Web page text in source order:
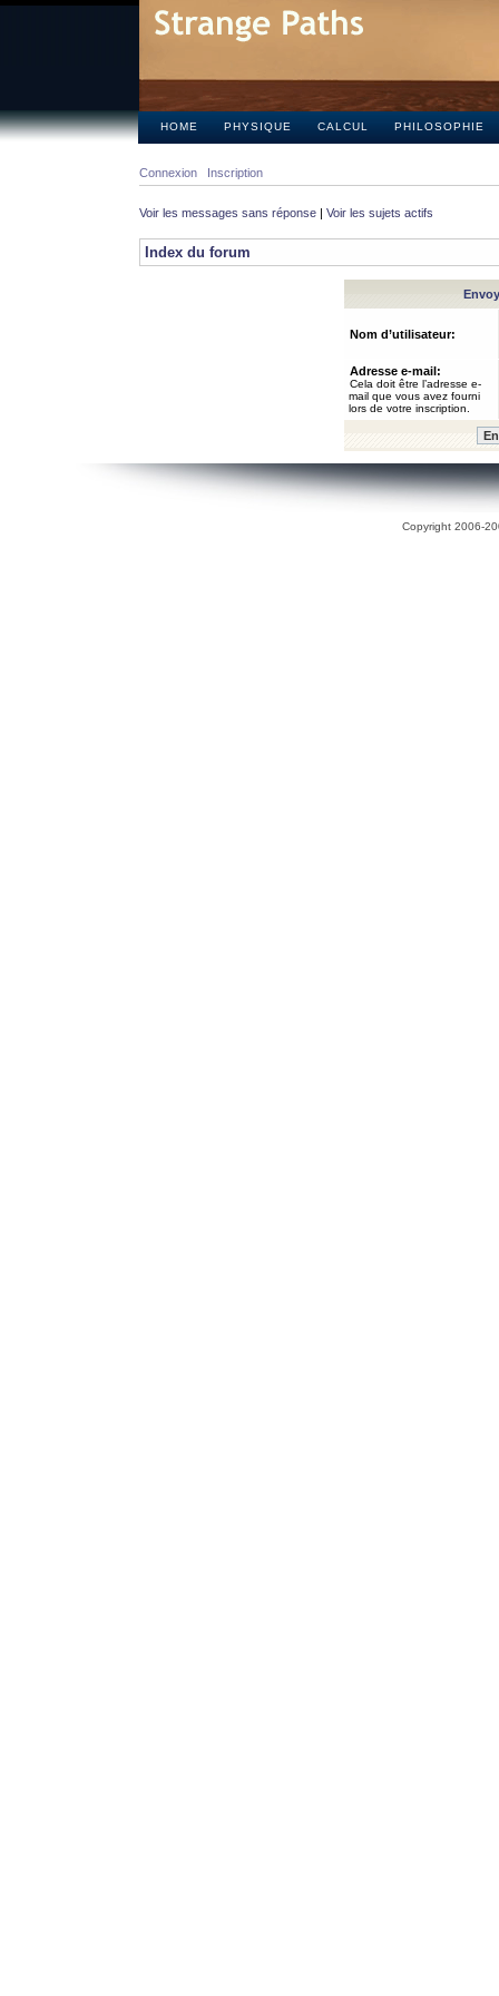
HOME PHYSIQUE CALCUL PHILOSOPHIE
Connexion Inscription
Voir les messages sans réponse | Voir les sujets actifs
Index du forum
Nom d’utilisateur:
Adresse e-mail:
Cela doit être l’adresse e-
mail que vous avez fourni
lors de votre inscription.
Copyright 2006-